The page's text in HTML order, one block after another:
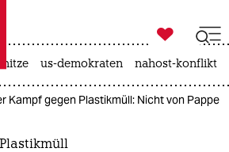
taz zahl ich
zahl ich

taz zahl ich
hitze us-demokraten nahost-konflikt
Kampf gegen Plastikmüll: Nicht von Pappe